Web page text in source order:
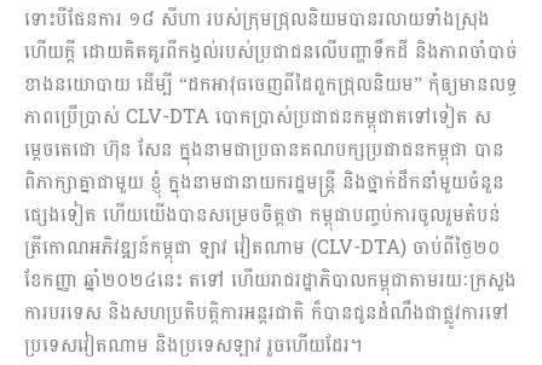
ទោះបីផែនការ ១៨ សីហា របស់ក្រុមជ្រុលនិយមបានរលាយទាំងស្រុង
ហើយក្តី ដោយគិតគូរពីកង្វល់របស់ប្រជាជនលើបញ្ហាទឹកដី និងភាពចាំបាច់
ខាងនយោបាយ ដើម្បី “ដកអាវុធចេញពីដៃពួកជ្រុលនិយម” កុំឲ្យមានលទ្ធ
ភាពប្រើប្រាស់ CLV-DTA បោកប្រាស់ប្រជាជនកម្ពុជាតទៅទៀត ស
ម្តេចតេជោ ហ៊ុន សែន ក្នុងនាមជាប្រធានគណបក្សប្រជាជនកម្ពុជា បាន
ពិភាក្សាគ្នាជាមួយ ខ្ញុំ ក្នុងនាមជានាយករដ្ឋមន្ត្រី និងថ្នាក់ដឹកនាំមួយចំនួន
ផ្សេងទៀត ហើយយើងបានសម្រេចចិត្តថា កម្ពុជាបញ្ចប់ការចូលរួមតំបន់
ត្រីកោណអភិវឌ្ឍន៍កម្ពុជា ឡាវ វៀតណាម (CLV-DTA) ចាប់ពីថ្ងៃ២០
ខែកញ្ញា ឆ្នាំ២០២៤នេះ តទៅ ហើយរាជរដ្ឋាភិបាលកម្ពុជាតាមរយៈក្រសួង
ការបរទេស និងសហប្រតិបត្តិការអន្តរជាតិ ក៏បានជូនដំណឹងជាផ្លូវការទៅ
ប្រទេសវៀតណាម និងប្រទេសឡាវ រួចហើយដែរ។